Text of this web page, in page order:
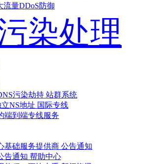
流量DDoS防御
染处理
污染劫持 站群系统
NS地址 国际专线
端到端专线服务
基础服务提供商 公告通知
告通知 帮助中心